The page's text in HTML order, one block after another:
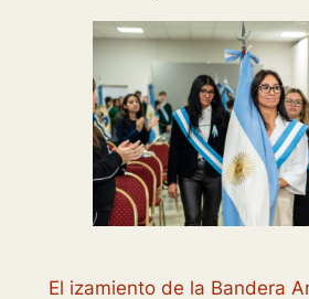
El izamiento de la Bandera